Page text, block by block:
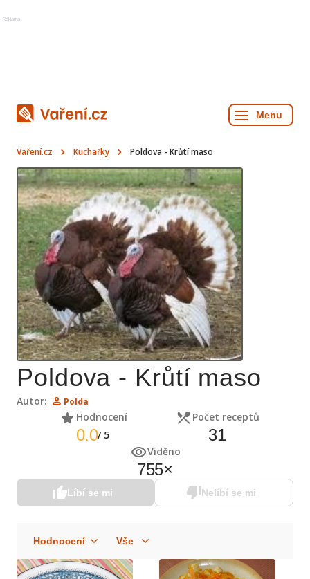
Reklama
Vaření.cz Kuchařky Poldova - Krůtí maso
Poldova - Krůtí maso
Autor: Polda
Hodnocení
0.0/ 5
Počet receptů
31
Viděno
755×
Líbí se mi Nelíbí se mi